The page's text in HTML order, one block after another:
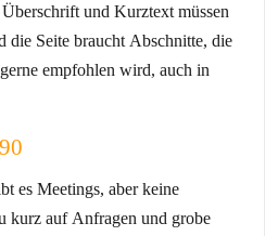
und Kurztext müssen
die Seite braucht Abschnitte, die
empfohlen wird, auch in
es Meetings, aber keine
kurz auf Anfragen und grobe